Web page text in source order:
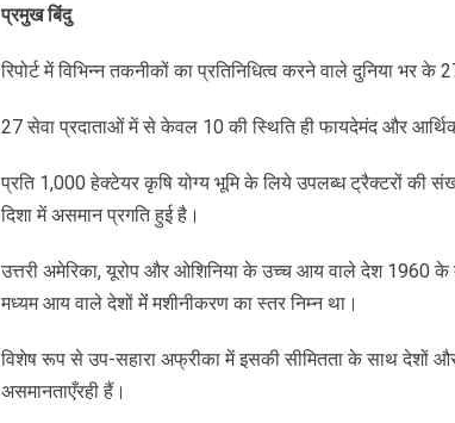
प्रमुख बिंदु
रिपोर्ट में विभिन्न तकनीकों का प्रतिनिधित्व करने वाले दुनिया भर
27 सेवा प्रदाताओं में से केवल 10 की स्थिति ही फायदेमंद और
प्रति 1,000 हेक्टेयर कृषि योग्य भूमि के लिये उपलब्ध ट्रैक्टरों की
दिशा में असमान प्रगति हुई है।
उत्तरी अमेरिका, यूरोप और ओशिनिया के उच्च आय वाले देश
मध्यम आय वाले देशों मेंं मशीनीकरण का स्तर निम्न था।
विशेष रूप से उप-सहारा अफ्रीका में इसकी सीमितता के साथ देशों
असमानताएँरही हैं।